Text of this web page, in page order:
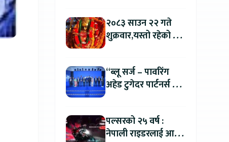
२०८३ साउन २२ गते
शुक्रवार,यस्तो रहेको छ
“ब्लू सर्ज – पावरिंग
अहेड टुगेदर पार्टनर्स मीट
यामाहाको घोषणा
पल्सरको २५ वर्ष :
नेपाली राइडरलाई आफ्नै